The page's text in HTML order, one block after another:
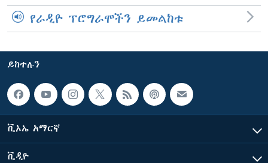
የራዲዮ ፕሮግራሞችን ይመልከቱ
ይከተሉን
ቪኦኤ አማርኛ
ቪዲዮ